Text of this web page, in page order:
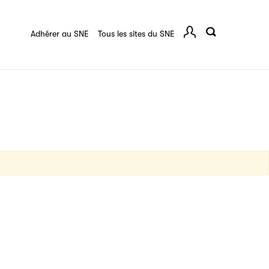
Adhérer au SNE Tous les sites du SNE
destinée à l’ensemble des acteurs de la